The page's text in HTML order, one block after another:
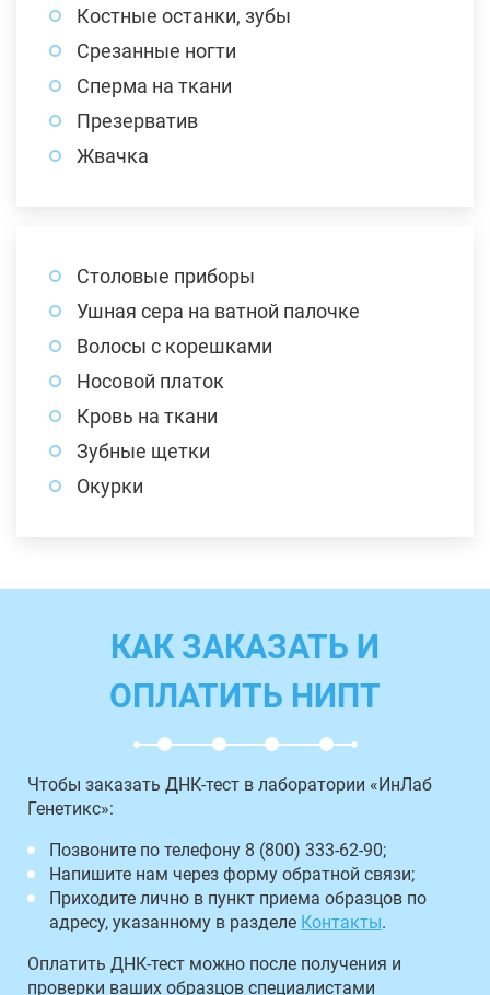
Костные останки, зубы
Срезанные ногти
Сперма на ткани
Презерватив
Жвачка
Столовые приборы
Ушная сера на ватной палочке
Волосы с корешками
Носовой платок
Кровь на ткани
Зубные щетки
Окурки
КАК ЗАКАЗАТЬ И
ОПЛАТИТЬ НИПТ
Чтобы заказать ДНК-тест в лаборатории «ИнЛаб
Генетикс»:
Позвоните по телефону 8 (800) 333-62-90;
Напишите нам через форму обратной связи;
Приходите лично в пункт приема образцов по
адресу, указанному в разделе Контакты.
Оплатить ДНК-тест можно после получения и
проверки ваших образцов специалистами